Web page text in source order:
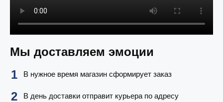
Мы доставляем эмоции
В нужное время магазин сформирует заказ
В день доставки отправит курьера по адресу